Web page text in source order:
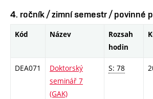
4. ročník / zimní semestr / povinné
Kód Název
Rozsah
hodin
DEA071
Doktorský
seminář 7
(GAK)
S: 78